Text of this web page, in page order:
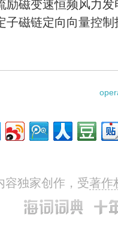
励磁变速恒频风力
子磁链定向向量控制
system的相关资料：
容独家创作，受著作